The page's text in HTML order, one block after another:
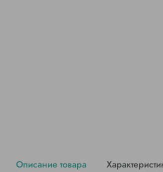
Описание товара